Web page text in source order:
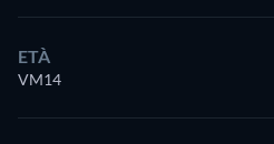
ETÀ
VM14